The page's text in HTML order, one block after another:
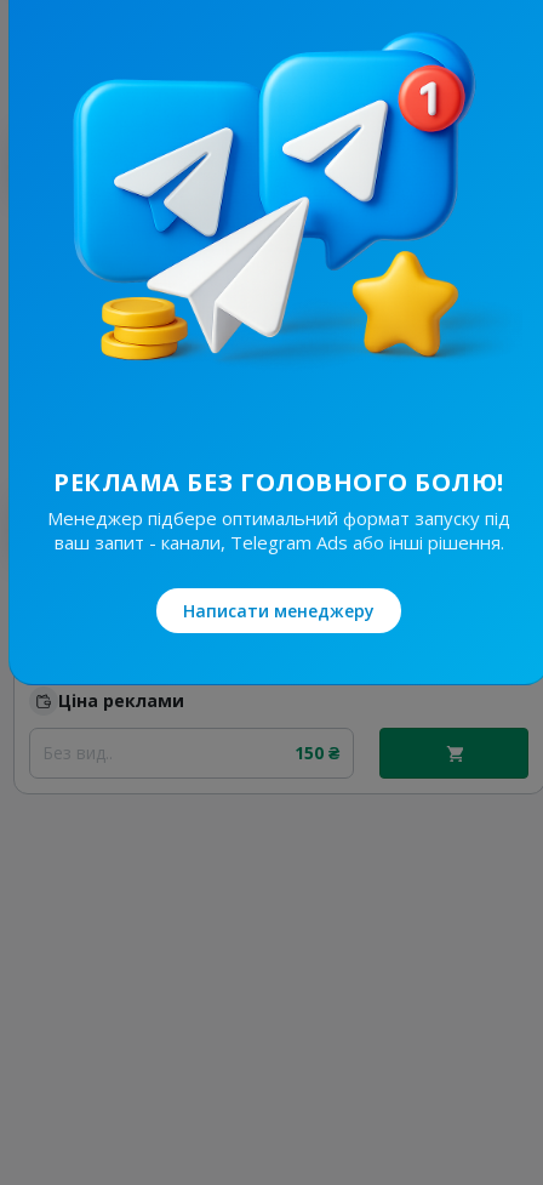
З цим каналом часто купують
/
519
Франківець
Новини/ЗМІ, Регіональні
Ціна реклами
Найкращі за темою
19.6K/
3.8K
Новини Львівщини та України
Ціна реклами
Без вид.. 150 ₴
РЕКЛАМА БЕЗ ГОЛОВНОГО БОЛЮ!
Менеджер підбере оптимальний формат запуску під
ваш запит - канали, Telegram Ads або інші рішення.
Написати менеджеру